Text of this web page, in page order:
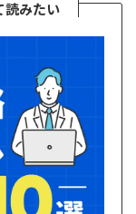
合
る質問
業績向上を実
行状況の把
搭載されて
を防ぐた
います。
読みたい